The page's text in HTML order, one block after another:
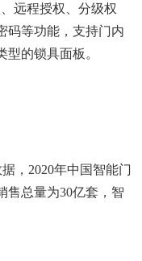
远程授权、分级权
码等功能，支持门内
的锁具面板。
，2020年中国智能门
售总量为30亿套，智